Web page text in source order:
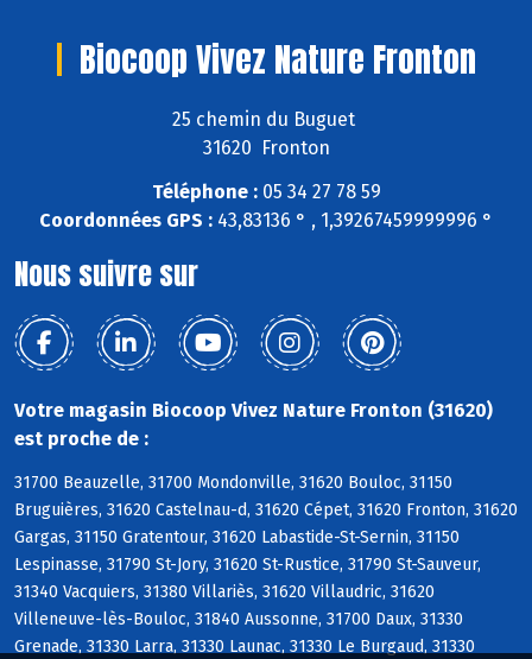
Biocoop Vivez Nature Fronton
25 chemin du Buguet
31620 Fronton
Téléphone :05 34 27 78 59
Coordonnées GPS : 43,83136 ° , 1,39267459999996 °
Nous suivre sur
Votre magasin Biocoop Vivez Nature Fronton (31620)
est proche de :
31700 Beauzelle, 31700 Mondonville, 31620 Bouloc, 31150
Bruguières, 31620 Castelnau-d, 31620 Cépet, 31620 Fronton, 31620
Gargas, 31150 Gratentour, 31620 Labastide-St-Sernin, 31150
Lespinasse, 31790 St-Jory, 31620 St-Rustice, 31790 St-Sauveur,
31340 Vacquiers, 31380 Villariès, 31620 Villaudric, 31620
Villeneuve-lès-Bouloc, 31840 Aussonne, 31700 Daux, 31330
Grenade, 31330 Larra, 31330 Launac, 31330 Le Burgaud, 31330